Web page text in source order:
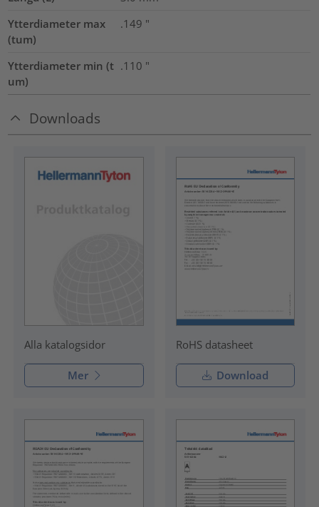
Ytterdiameter max
(tum)
.149 "
Ytterdiameter min (t
um)
.110 "
Downloads
Alla katalogsidor
Mer
RoHS datasheet
Download